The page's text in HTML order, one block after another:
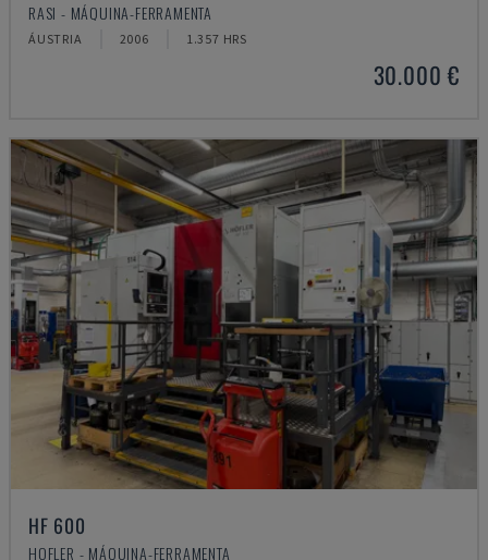
RASI - MÁQUINA-FERRAMENTA
ÁUSTRIA 2006 1.357 HRS
30.000 €
HF 600
HOFLER - MÁQUINA-FERRAMENTA